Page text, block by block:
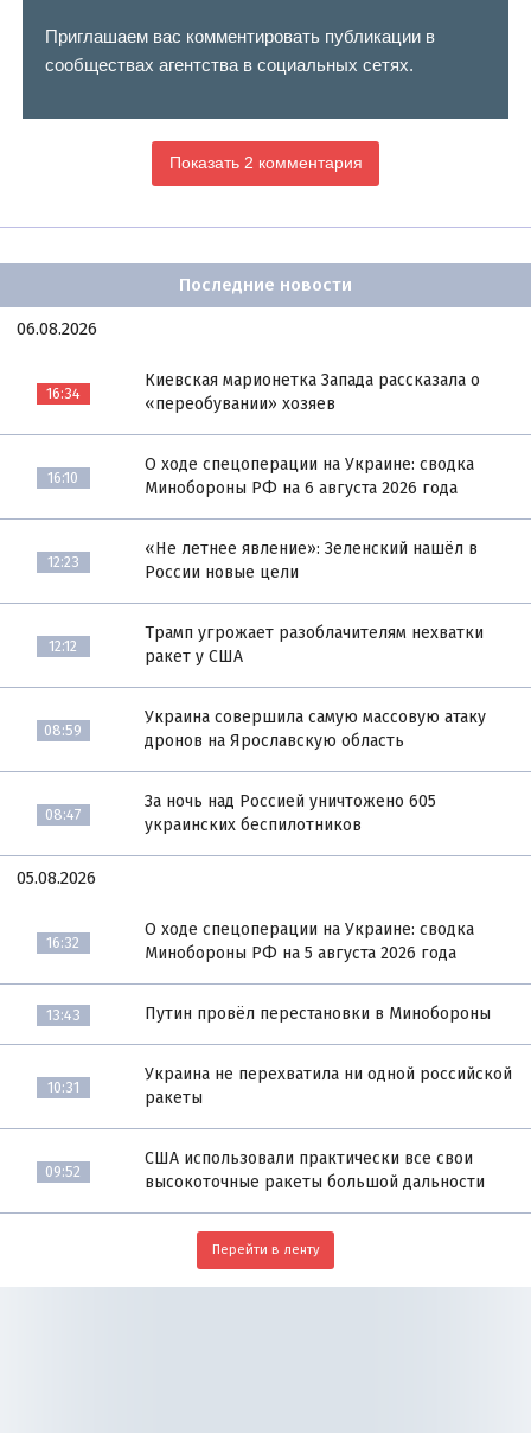
Приглашаем вас комментировать публикации в
сообществах агентства в социальных сетях.
Показать 2 комментария
Последние новости
06.08.2026
16:34
Киевская марионетка Запада рассказала о
«переобувании» хозяев
16:10
О ходе спецоперации на Украине: сводка
Минобороны РФ на 6 августа 2026 года
12:23
«Не летнее явление»: Зеленский нашёл в
России новые цели
12:12
Трамп угрожает разоблачителям нехватки
ракет у США
08:59
Украина совершила самую массовую атаку
дронов на Ярославскую область
08:47
За ночь над Россией уничтожено 605
украинских беспилотников
05.08.2026
16:32
О ходе спецоперации на Украине: сводка
Минобороны РФ на 5 августа 2026 года
13:43 Путин провёл перестановки в Минобороны
10:31
Украина не перехватила ни одной российской
ракеты
09:52
США использовали практически все свои
высокоточные ракеты большой дальности
Перейти в ленту